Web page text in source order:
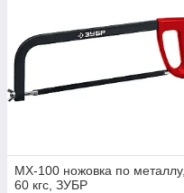
MX-100 ножовка по металлу,
60 кгс, ЗУБР